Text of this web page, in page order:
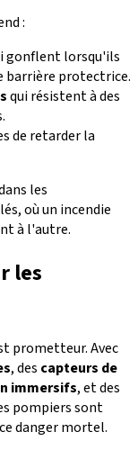
:
gonflent lorsqu'ils
barrière protectrice.
qui résistent à des
de retarder la
les
où un incendie
à l'autre.
les
prometteur. Avec
, des capteurs de
immersifs, et des
pompiers sont
danger mortel.